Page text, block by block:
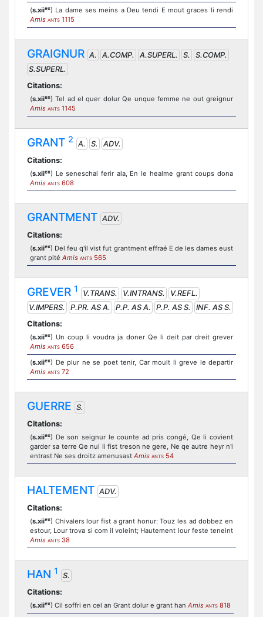
(s.xiiex) La dame ses meins a Deu tendi E mout graces li rendi
Amis ANTS 1115
GRAIGNUR A. A.COMP. A.SUPERL. S.
S.COMP.
S.SUPERL.
Citations:
(s.xiiex) Tel ad el quer dolur Qe unque femme ne out greignur
Amis ANTS 1145
GRANT 2 A. S.
ADV.
Citations:
(s.xiiex) Le seneschal ferir ala, En le healme grant coups dona
Amis ANTS 608
GRANTMENT ADV.
Citations:
(s.xiiex) Del feu q'il vist fut grantment effraé E de les dames eust
grant pité Amis ANTS 565
GREVER 1 V.TRANS. V.INTRANS.
V.REFL.
V.IMPERS.
P.PR. AS A. P.P. AS A. P.P. AS S.
INF. AS S.
Citations:
(s.xiiex) Un coup li voudra ja doner Qe li deit par dreit grever
Amis ANTS 656
(s.xiiex) De plur ne se poet tenir, Car moult li greve le departir
Amis ANTS 72
GUERRE S.
Citations:
(s.xiiex) De son seignur le counte ad pris congé, Qe li covient
garder sa terre Qe nul li fist treson ne gere, Ne qe autre heyr n'i
entrast Ne ses droitz amenusast Amis ANTS 54
HALTEMENT ADV.
Citations:
(s.xiiex) Chivalers lour fist a grant honur: Touz les ad dobbez en
estour, Lour trova si com il voleint; Hautement lour feste teneint
Amis ANTS 38
HAN 1
S.
Citations:
(s.xiiex) Cil soffri en cel an Grant dolur e grant han Amis ANTS 818